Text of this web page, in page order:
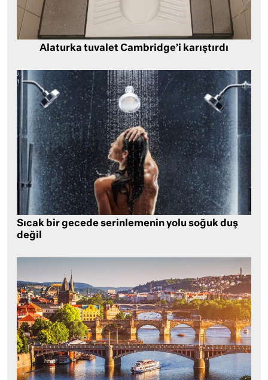
Alaturka tuvalet Cambridge’i karıştırdı
Sıcak bir gecede serinlemenin yolu soğuk duş
değil